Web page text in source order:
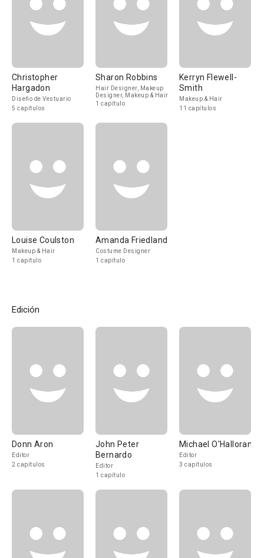
Christopher
Hargadon
Diseño de Vestuario
5 capítulos
Sharon Robbins
Hair Designer, Makeup
Designer, Makeup & Hair
1 capítulo
Kerryn Flewell-
Smith
Makeup & Hair
11 capítulos
Louise Coulston
Makeup & Hair
1 capítulo
Amanda Friedland
Costume Designer
1 capítulo
Edición
Donn Aron
Editor
2 capítulos
John Peter
Bernardo
Editor
1 capítulo
Michael O'Halloran
Editor
3 capítulos